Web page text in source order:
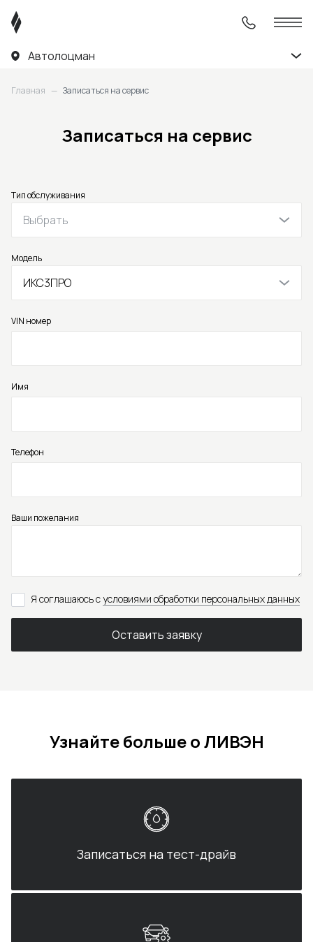
Автолоцман
Главная — Записаться на сервис
Записаться на сервис
Тип обслуживания
Выбрать
Модель
ИКС3ПРО
VIN номер
Имя
Телефон
Ваши пожелания
Я соглашаюсь сусловиями обработки персональных данных
Оставить заявку
Узнайте больше о ЛИВЭН
Записаться на тест-драйв